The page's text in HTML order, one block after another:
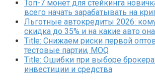
Топ-7 монет для стейкинга
всего начать зарабатывать на
Льготные автокредиты 2026:
скидка до 35% и на какие авто
Title: Снижаем риски первой
тестовые партии, MOQ
Title: Ошибки при выборе
инвестиции и средства